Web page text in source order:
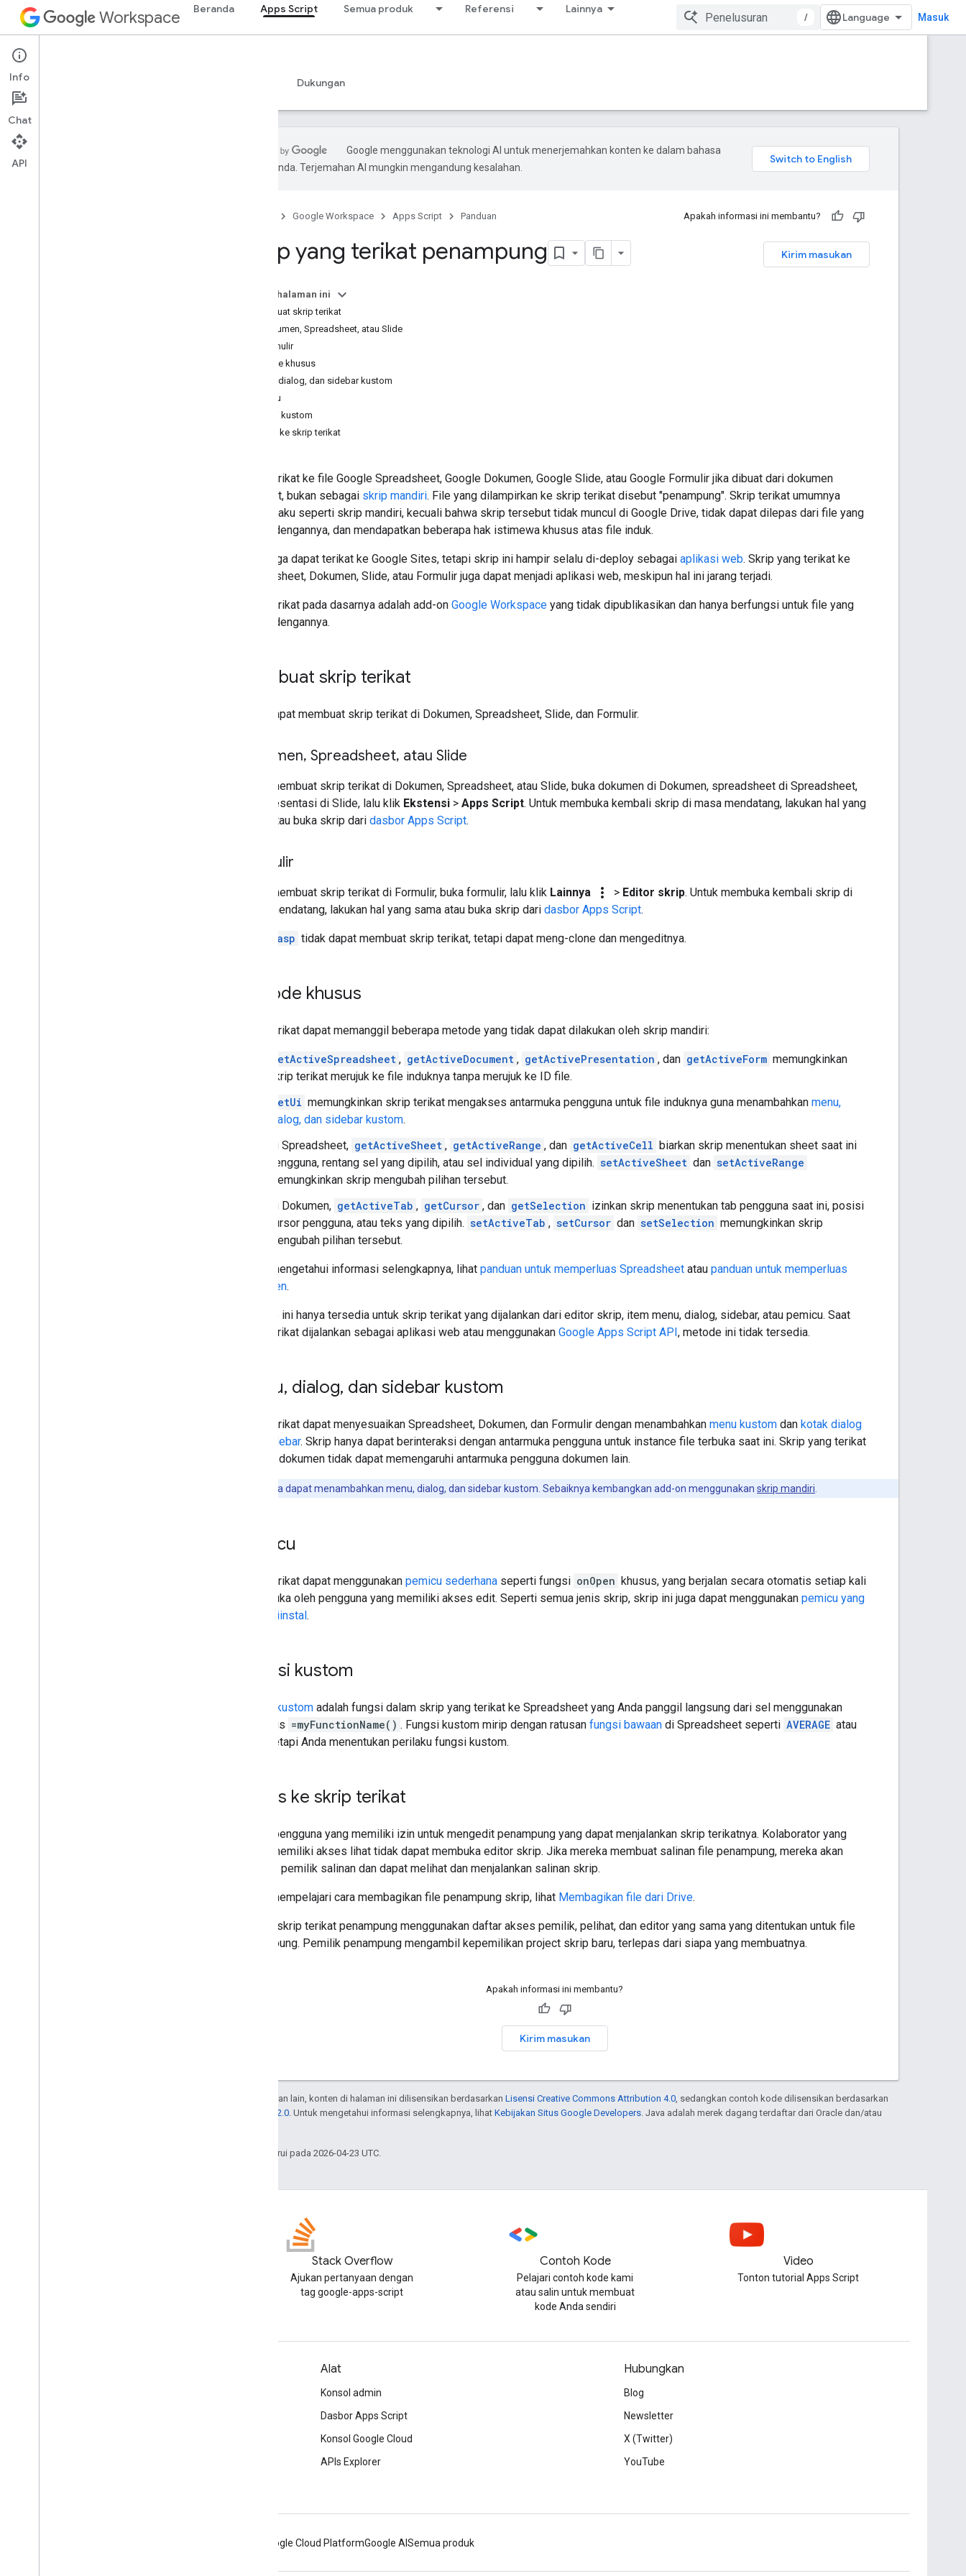
Workspace Beranda Apps Script Semua produk Referensi Lainnya
/ Masuk
Apps Script
Ringkasan Dukungan
Google menggunakan teknologi AI untuk menerjemahkan konten ke dalam bahasa
pilihan Anda. Terjemahan AI mungkin mengandung kesalahan.
Google Workspace Apps Script Panduan Apakah informasi ini membantu?
Kirim masukan
Skrip yang terikat penampung
Pada halaman ini
Membuat skrip terikat
Dokumen, Spreadsheet, atau Slide
Formulir
Metode khusus
Menu, dialog, dan sidebar kustom
Pemicu
Fungsi kustom
Akses ke skrip terikat
Skrip terikat ke file Google Spreadsheet, Google Dokumen, Google Slide, atau Google Formulir jika dibuat dari dokumen
tersebut, bukan sebagai skrip mandiri. File yang dilampirkan ke skrip terikat disebut "penampung". Skrip terikat umumnya
berperilaku seperti skrip mandiri, kecuali bahwa skrip tersebut tidak muncul di Google Drive, tidak dapat dilepas dari file yang
terikat dengannya, dan mendapatkan beberapa hak istimewa khusus atas file induk.
Skrip juga dapat terikat ke Google Sites, tetapi skrip ini hampir selalu di-deploy sebagai aplikasi web. Skrip yang terikat ke
Spreadsheet, Dokumen, Slide, atau Formulir juga dapat menjadi aplikasi web, meskipun hal ini jarang terjadi.
Skrip terikat pada dasarnya adalah add-on Google Workspace yang tidak dipublikasikan dan hanya berfungsi untuk file yang
terikat dengannya.
Membuat skrip terikat
Anda dapat membuat skrip terikat di Dokumen, Spreadsheet, Slide, dan Formulir.
Dokumen, Spreadsheet, atau Slide
Untuk membuat skrip terikat di Dokumen, Spreadsheet, atau Slide, buka dokumen di Dokumen, spreadsheet di Spreadsheet,
atau presentasi di Slide, lalu klik Ekstensi > Apps Script. Untuk membuka kembali skrip di masa mendatang, lakukan hal yang
sama atau buka skrip dari dasbor Apps Script.
Formulir
Untuk membuat skrip terikat di Formulir, buka formulir, lalu klik Lainnya more_vert > Editor skrip. Untuk membuka kembali skrip di
masa mendatang, lakukan hal yang sama atau buka skrip dari dasbor Apps Script.
clasp tidak dapat membuat skrip terikat, tetapi dapat meng-clone dan mengeditnya.
Metode khusus
Skrip terikat dapat memanggil beberapa metode yang tidak dapat dilakukan oleh skrip mandiri:
getActiveSpreadsheet , getActiveDocument , getActivePresentation , dan getActiveForm memungkinkan
skrip terikat merujuk ke file induknya tanpa merujuk ke ID file.
getUi memungkinkan skrip terikat mengakses antarmuka pengguna untuk file induknya guna menambahkan menu,
dialog, dan sidebar kustom.
Di Spreadsheet, getActiveSheet , getActiveRange , dan getActiveCell biarkan skrip menentukan sheet saat ini
pengguna, rentang sel yang dipilih, atau sel individual yang dipilih. setActiveSheet dan setActiveRange
memungkinkan skrip mengubah pilihan tersebut.
Di Dokumen, getActiveTab , getCursor , dan getSelection izinkan skrip menentukan tab pengguna saat ini, posisi
kursor pengguna, atau teks yang dipilih. setActiveTab , setCursor dan setSelection memungkinkan skrip
mengubah pilihan tersebut.
Untuk mengetahui informasi selengkapnya, lihat panduan untuk memperluas Spreadsheet atau panduan untuk memperluas
Dokumen.
Metode ini hanya tersedia untuk skrip terikat yang dijalankan dari editor skrip, item menu, dialog, sidebar, atau pemicu. Saat
skrip terikat dijalankan sebagai aplikasi web atau menggunakan Google Apps Script API, metode ini tidak tersedia.
Menu, dialog, dan sidebar kustom
Skrip terikat dapat menyesuaikan Spreadsheet, Dokumen, dan Formulir dengan menambahkan menu kustom dan kotak dialog
atau sidebar. Skrip hanya dapat berinteraksi dengan antarmuka pengguna untuk instance file terbuka saat ini. Skrip yang terikat
ke satu dokumen tidak dapat memengaruhi antarmuka pengguna dokumen lain.
Add-on juga dapat menambahkan menu, dialog, dan sidebar kustom. Sebaiknya kembangkan add-on menggunakan skrip mandiri
Pemicu
Skrip terikat dapat menggunakan pemicu sederhana seperti fungsi onOpen khusus, yang berjalan secara otomatis setiap kali
file dibuka oleh pengguna yang memiliki akses edit. Seperti semua jenis skrip, skrip ini juga dapat menggunakan pemicu yang
dapat diinstal.
Fungsi kustom
Fungsi kustom adalah fungsi dalam skrip yang terikat ke Spreadsheet yang Anda panggil langsung dari sel menggunakan
sintaksis =myFunctionName() . Fungsi kustom mirip dengan ratusan fungsi bawaan di Spreadsheet seperti AVERAGE atau
, tetapi Anda menentukan perilaku fungsi kustom.
Akses ke skrip terikat
Hanya pengguna yang memiliki izin untuk mengedit penampung yang dapat menjalankan skrip terikatnya. Kolaborator yang
hanya memiliki akses lihat tidak dapat membuka editor skrip. Jika mereka membuat salinan file penampung, mereka akan
menjadi pemilik salinan dan dapat melihat dan menjalankan salinan skrip.
Untuk mempelajari cara membagikan file penampung skrip, lihat Membagikan file dari Drive.
Semua skrip terikat penampung menggunakan daftar akses pemilik, pelihat, dan editor yang sama yang ditentukan untuk file
penampung. Pemilik penampung mengambil kepemilikan project skrip baru, terlepas dari siapa yang membuatnya.
Apakah informasi ini membantu?
Kirim masukan
Kecuali dinyatakan lain, konten di halaman ini dilisensikan berdasarkan Lisensi Creative Commons Attribution 4.0 , sedangkan contoh kode dilisensikan berdasarkan
Lisensi Apache 2.0 . Untuk mengetahui informasi selengkapnya, lihat Kebijakan Situs Google Developers . Java adalah merek dagang terdaftar dari Oracle dan/atau
Terakhir diperbarui pada 2026-04-23 UTC.
Stack Overflow
Ajukan pertanyaan dengan
tag google-apps-script
Contoh Kode
Pelajari contoh kode kami
atau salin untuk membuat
kode Anda sendiri
Video
Tonton tutorial Apps Script
Alat
Konsol admin
Dasbor Apps Script
Konsol Google Cloud
APIs Explorer
Hubungkan
Blog
Newsletter
X (Twitter)
YouTube
Google Cloud PlatformGoogle AI Semua produk
Info
Chat
API